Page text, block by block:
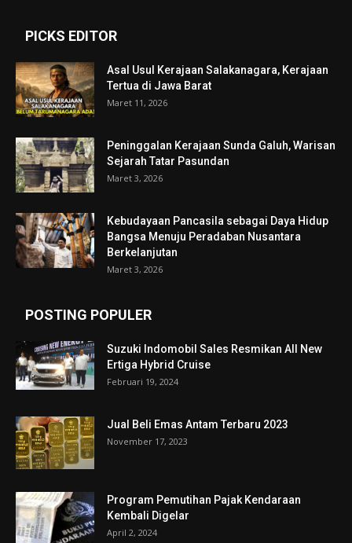
PICKS EDITOR
Asal Usul Kerajaan Salakanagara, Kerajaan
Tertua di Jawa Barat
Maret 11, 2026
Peninggalan Kerajaan Sunda Galuh, Warisan
Sejarah Tatar Pasundan
Maret 3, 2026
Kebudayaan Pancasila sebagai Daya Hidup
Bangsa Menuju Peradaban Nusantara
Berkelanjutan
Maret 3, 2026
POSTING POPULER
Suzuki Indomobil Sales Resmikan All New
Ertiga Hybrid Cruise
Februari 19, 2024
Jual Beli Emas Antam Terbaru 2023
November 17, 2023
Program Pemutihan Pajak Kendaraan
Kembali Digelar
April 2, 2024